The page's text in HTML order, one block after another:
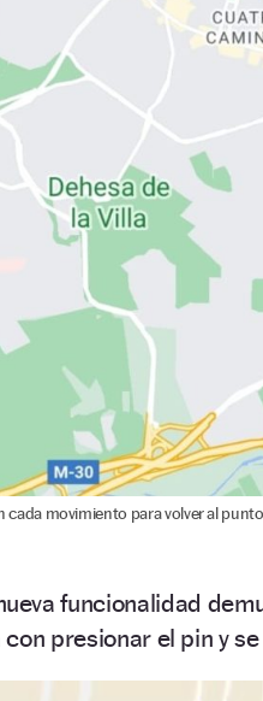
cada movimiento para volver al
funcionalidad
presionar el pin y